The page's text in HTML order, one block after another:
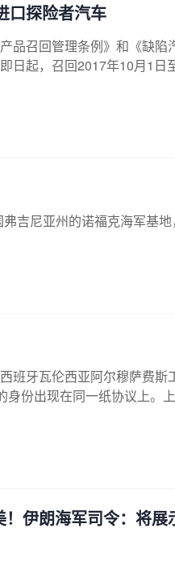
口探险者汽车
品召回管理条例》和《缺
日起，召回2017年10月1日
吉尼亚州的诺福克海军基地
班牙瓦伦西亚阿尔穆萨费斯
身份出现在同一纸协议上。
伊朗海军司令：将展